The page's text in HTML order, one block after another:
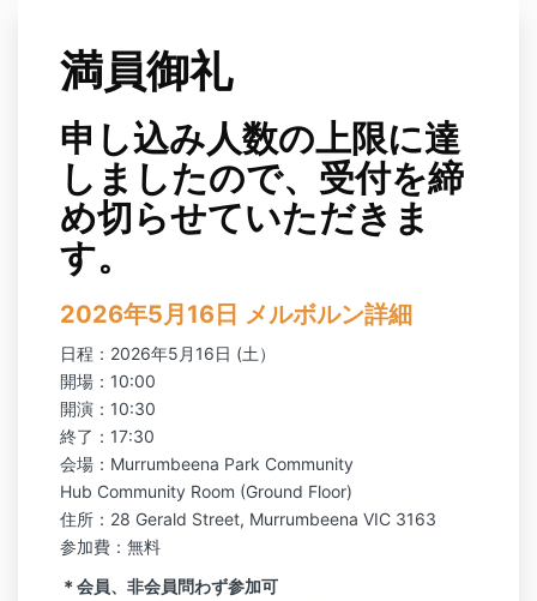
満員御礼
申し込み人数の上限に達
しましたので、受付を締
め切らせていただきま
す。
2026年5月16日 メルボルン詳細
日程：2026年5月16日 (土）
開場：10:00
開演：10:30
終了：17:30
会場：Murrumbeena Park Community
Hub Community Room (Ground Floor)
住所：28 Gerald Street, Murrumbeena VIC 3163
参加費：無料
＊会員、非会員問わず参加可